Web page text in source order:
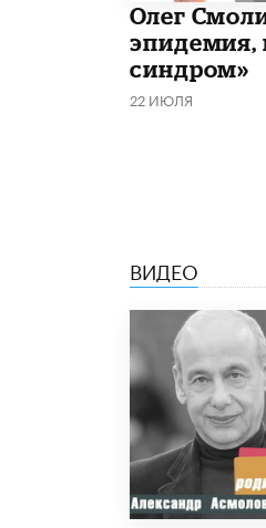
​Олег
эпидемия,
синдром»
22 ИЮЛЯ
ВИДЕО